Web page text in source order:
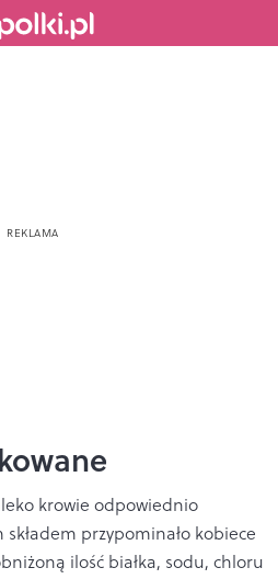
krowie odpowiednio
przypominało kobiece
ilość białka, sodu, chloru